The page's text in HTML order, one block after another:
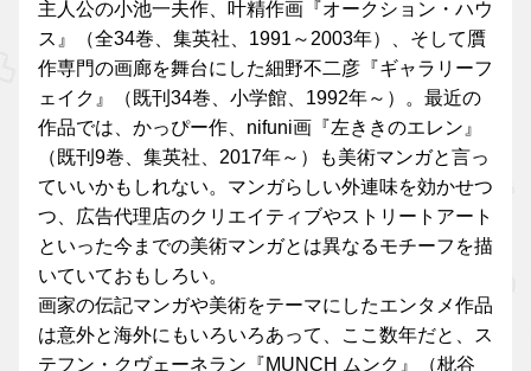
主人公の小池一夫作、叶精作画『オークション・ハウ
ス』（全34巻、集英社、1991～2003年）、そして贋
作専門の画廊を舞台にした細野不二彦『ギャラリーフ
ェイク』（既刊34巻、小学館、1992年～）。最近の
作品では、かっぴー作、nifuni画『左ききのエレン』
（既刊9巻、集英社、2017年～）も美術マンガと言っ
ていいかもしれない。マンガらしい外連味を効かせつ
つ、広告代理店のクリエイティブやストリートアート
といった今までの美術マンガとは異なるモチーフを描
いていておもしろい。
画家の伝記マンガや美術をテーマにしたエンタメ作品
は意外と海外にもいろいろあって、ここ数年だと、ス
テフン・クヴェーネラン『MUNCH ムンク』（枇谷